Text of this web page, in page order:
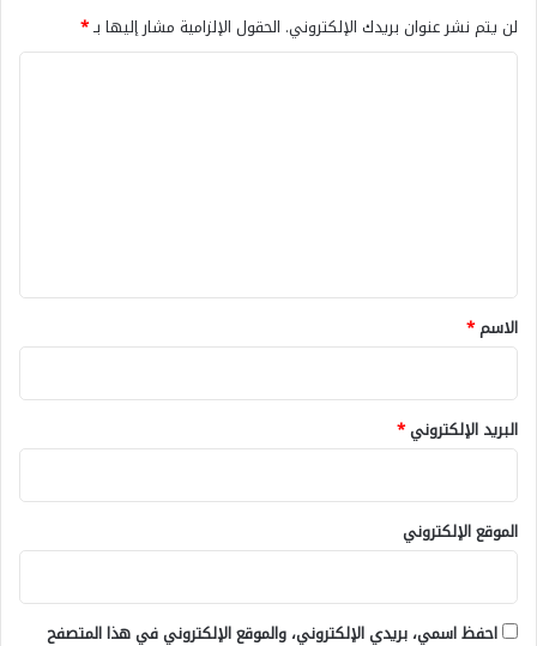
لن يتم نشر عنوان بريدك الإلكتروني. الحقول الإلزامية مشار إليها بـ*
*
الاسم*
البريد الإلكتروني*
الموقع الإلكتروني
احفظ اسمي، بريدي الإلكتروني، والموقع الإلكتروني في هذا المتصفح